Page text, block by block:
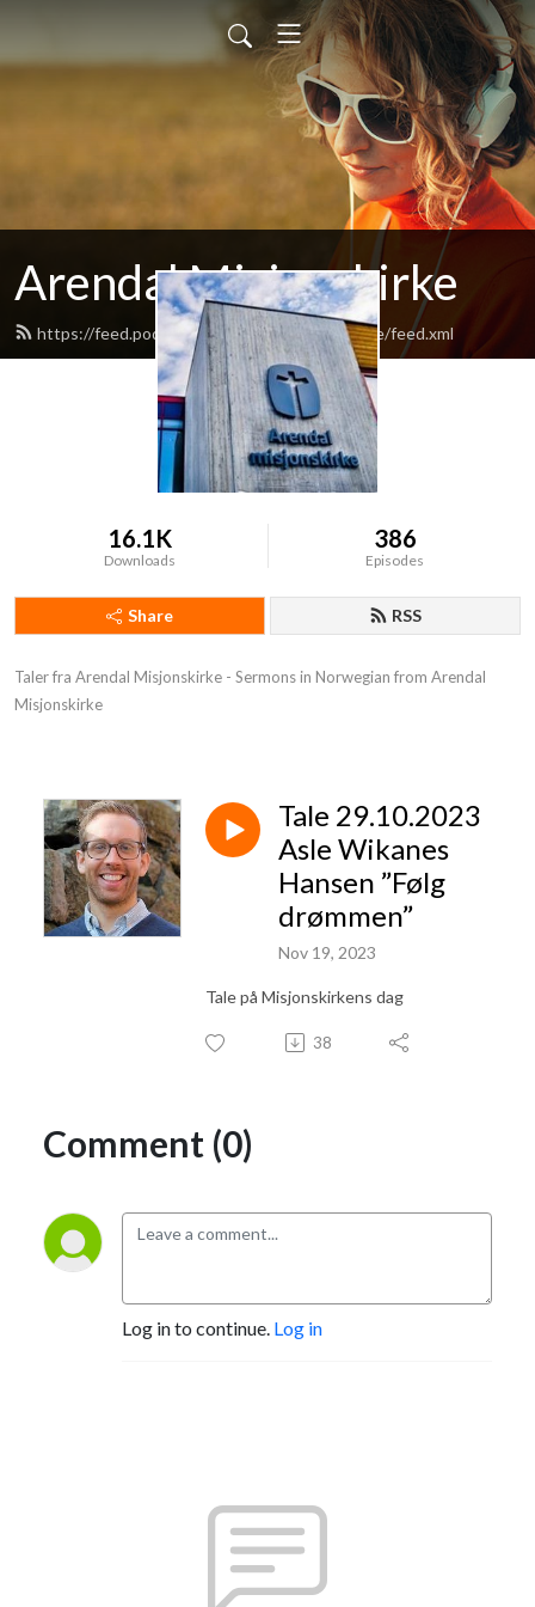
Arendal Misjonskirke
https://feed.podbean.com/arendalmisjonskirke/feed.xml
16.1K
Downloads
386
Episodes
Share RSS
Taler fra Arendal Misjonskirke - Sermons in Norwegian from Arendal
Misjonskirke
Tale 29.10.2023
Asle Wikanes
Hansen ”Følg
drømmen”
Nov 19, 2023
Tale på Misjonskirkens dag
38
Comment (0)
Log in to continue. Log in